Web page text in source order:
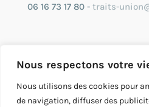
Nous respectons votre
Nous utilisons des cookies pour
de navigation, diffuser des
06 16 73 17 80 - traits-
RCS : TI 497 813 469 2007 B
SIRET : 497 813 469 00010